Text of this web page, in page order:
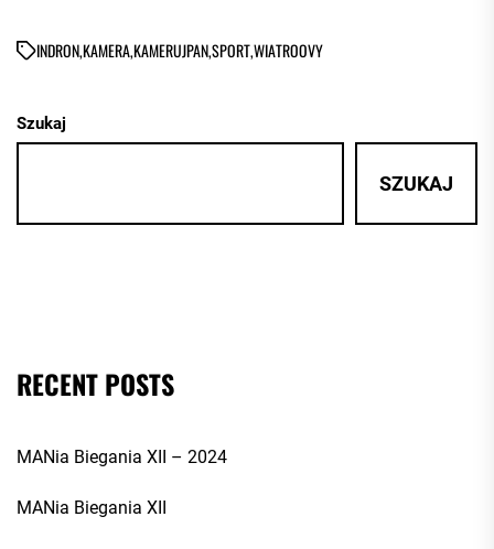
INDRON,KAMERA,KAMERUJPAN,SPORT,WIATROOVY
Szukaj
SZUKAJ
RECENT POSTS
MANia Biegania XII – 2024
MANia Biegania XII